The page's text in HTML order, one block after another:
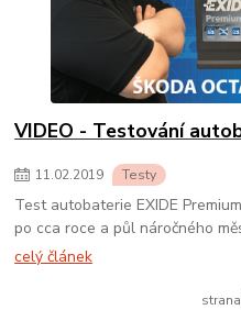
VIDEO - Testování
11.02.2019 Testy
Test autobaterie EXIDE
po cca roce a půl náročného
celý článek
strana